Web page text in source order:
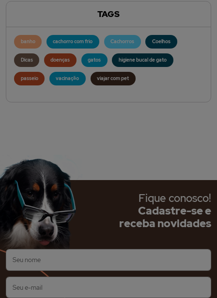
TAGS
banho cachorro com frio Cachorros Coelhos
Dicas doenças gatos higiene bucal de gato
passeio vacinação viajar com pet
Fique conosco!
Cadastre-se e
receba novidades